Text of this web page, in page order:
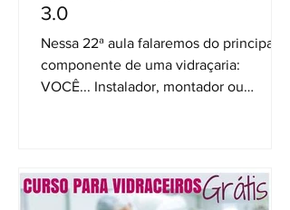
3.0
Nessa 22ª aula falaremos do principal
componente de uma vidraçaria:
VOCÊ... Instalador, montador ou